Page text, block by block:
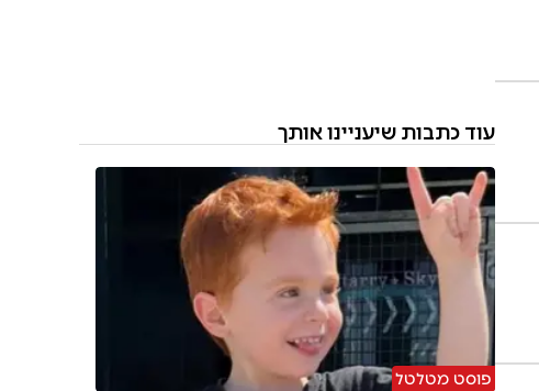
עוד כתבות שיעניינו אותך
פוסט מטלטל